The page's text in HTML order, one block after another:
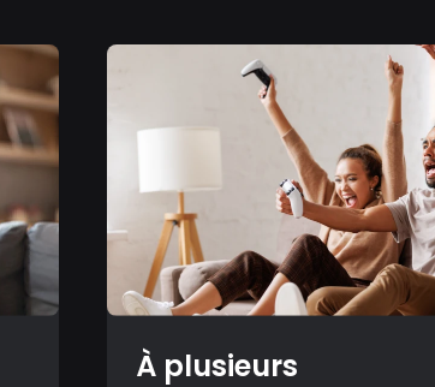
À plusieurs